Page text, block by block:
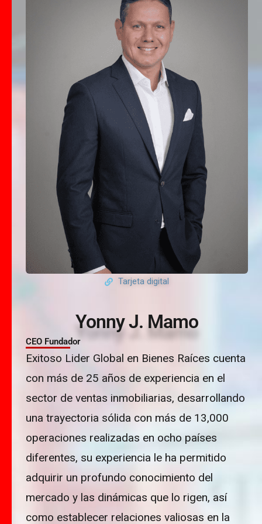
Tarjeta digital
Yonny J. Mamo
CEO Fundador
Exitoso Lider Global en Bienes Raíces cuenta
con más de 25 años de experiencia en el
sector de ventas inmobiliarias, desarrollando
una trayectoria sólida con más de 13,000
operaciones realizadas en ocho países
diferentes, su experiencia le ha permitido
adquirir un profundo conocimiento del
mercado y las dinámicas que lo rigen, así
como establecer relaciones valiosas en la